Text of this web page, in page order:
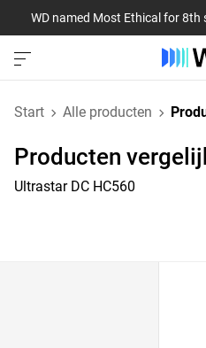
WD named Most Ethical for 8th
Start Alle producten
Producten
Ultrastar DC HC560